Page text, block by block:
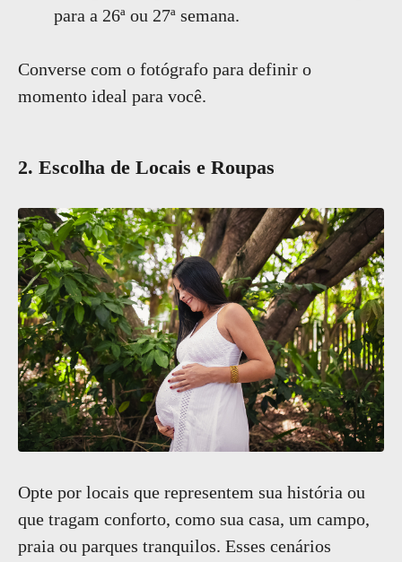
para a 26ª ou 27ª semana.
Converse com o fotógrafo para definir o
momento ideal para você.
2. Escolha de Locais e Roupas
Opte por locais que representem sua história ou
que tragam conforto, como sua casa, um campo,
praia ou parques tranquilos. Esses cenários